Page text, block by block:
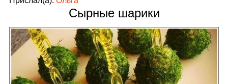
Сырные шарики